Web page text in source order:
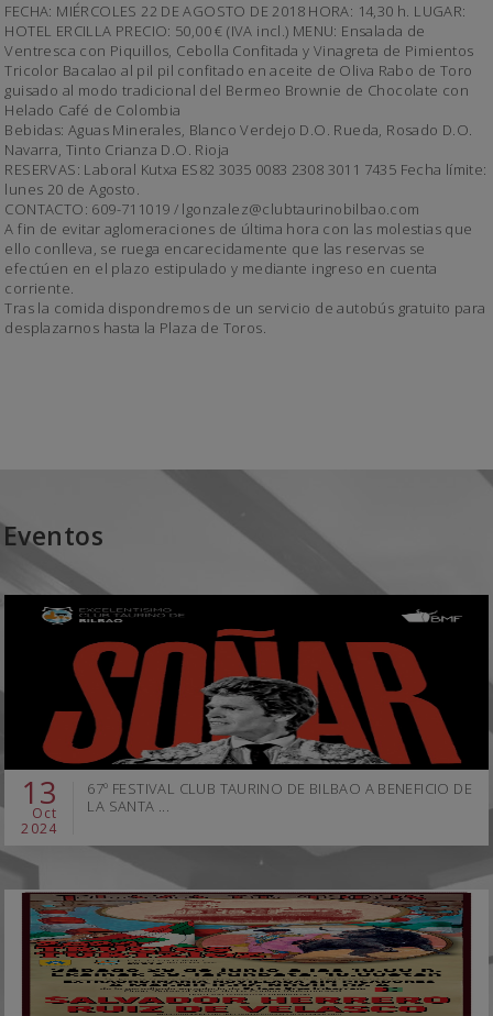
FECHA: MIÉRCOLES 22 DE AGOSTO DE 2018 HORA: 14,30 h. LUGAR:
HOTEL ERCILLA PRECIO: 50,00 € (IVA incl.) MENU: Ensalada de
Ventresca con Piquillos, Cebolla Confitada y Vinagreta de Pimientos
Tricolor Bacalao al pil pil confitado en aceite de Oliva Rabo de Toro
guisado al modo tradicional del Bermeo Brownie de Chocolate con
Helado Café de Colombia
Bebidas: Aguas Minerales, Blanco Verdejo D.O. Rueda, Rosado D.O.
Navarra, Tinto Crianza D.O. Rioja
RESERVAS: Laboral Kutxa ES82 3035 0083 2308 3011 7435 Fecha límite:
lunes 20 de Agosto.
CONTACTO: 609-711019 / lgonzalez@clubtaurinobilbao.com
A fin de evitar aglomeraciones de última hora con las molestias que
ello conlleva, se ruega encarecidamente que las reservas se
efectúen en el plazo estipulado y mediante ingreso en cuenta
corriente.
Tras la comida dispondremos de un servicio de autobús gratuito para
desplazarnos hasta la Plaza de Toros.
Eventos
13
Oct
2024
67º FESTIVAL CLUB TAURINO DE BILBAO A BENEFICIO DE
LA SANTA ...